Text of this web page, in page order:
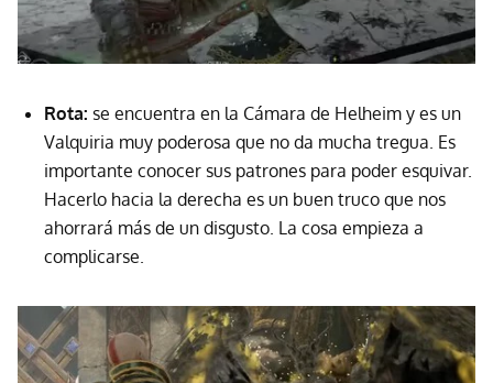
Rota: se encuentra en la Cámara de Helheim y es un
Valquiria muy poderosa que no da mucha tregua. Es
importante conocer sus patrones para poder esquivar.
Hacerlo hacia la derecha es un buen truco que nos
ahorrará más de un disgusto. La cosa empieza a
complicarse.